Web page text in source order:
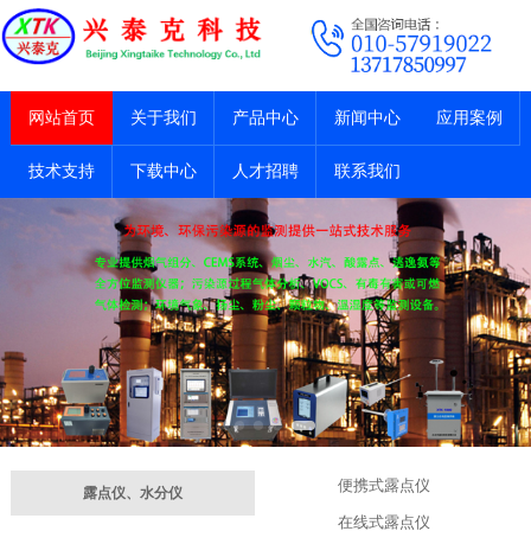
网站首页 关于我们 产品中心 新闻中心 应用案例
技术支持 下载中心 人才招聘 联系我们
露点仪、水分仪 便携式露点仪
在线式露点仪